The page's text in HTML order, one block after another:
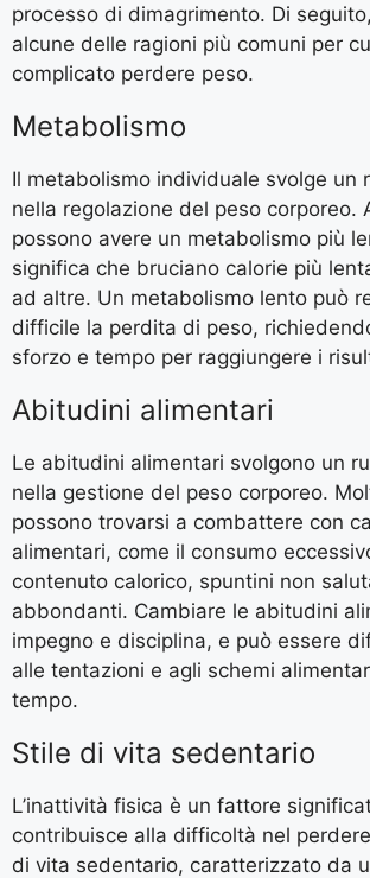
processo di dimagrimento. Di
alcune delle ragioni più comuni per
complicato perdere peso.
Metabolismo
Il metabolismo individuale svolge un
nella regolazione del peso corporeo.
possono avere un metabolismo più
significa che bruciano calorie più
ad altre. Un metabolismo lento può
difficile la perdita di peso,
sforzo e tempo per raggiungere i
Abitudini alimentari
Le abitudini alimentari svolgono un
nella gestione del peso corporeo.
possono trovarsi a combattere con
alimentari, come il consumo
contenuto calorico, spuntini non
abbondanti. Cambiare le abitudini
impegno e disciplina, e può essere
alle tentazioni e agli schemi
tempo.
Stile di vita sedentario
L’inattività fisica è un fattore
contribuisce alla difficoltà nel
di vita sedentario, caratterizzato da